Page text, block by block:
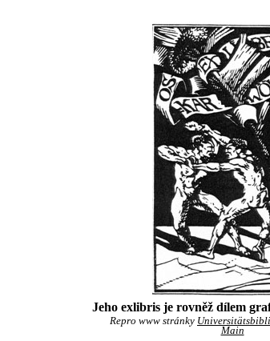
Jeho exlibris je rovněž dílem
Repro www stránky
Main